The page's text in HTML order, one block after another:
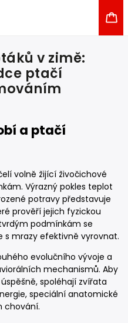
v zimě:
ptačí
a ptačí
volně žijící živočichové
Výrazný pokles teplot
potravy představuje
prověří jejich fyzickou
podmínkám se
s mrazy efektivně vyrovnat.
evolučního vývoje a
mechanismů. Aby
spoléhají zvířata
speciální anatomické
chování.